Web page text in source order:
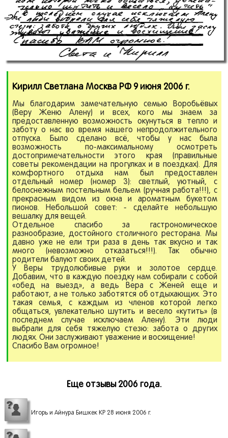
Кирилл Светлана Москва РФ 9 июня 2006 г.
Мы благодарим замечательную семью Воробьёвых
(Веру Женю Алену) и всех, кого мы знаем за
предоставленную возможность окунуться в тепло и
заботу о нас во время нашего непродолжительного
отпуска. Было сделано всё, чтобы у нас была
возможность по-максимальному осмотреть
достопримечательности этого края (правильные
советы рекомендации на прогулках и в поездках). Для
комфортного отдыха нам был предоставлен
отдельный номер (номер 3): светлый, уютный, с
белоснежным постельным бельем (ручная работа!!!), с
прекрасным видом из окна и ароматным букетом
пионов. Небольшой совет: - сделайте небольшую
вешалку для вещей.
Отдельное спасибо за гастрономическое
разнообразие, достойного столичного ресторана. Мы
давно уже не ели три раза в день так вкусно и так
много (невозможно отказаться!!!). Так обычно
родители балуют своих детей.
У Веры трудолюбивые руки и золотое сердце.
Добавим, что в каждую поездку нам собирали с собой
«обед на выезд», а ведь Вера с Женей еще и
работают, а не только заботятся об отдыхающих. Это
такая семья, с каждым из членов которой легко
общаться, увлекательно шутить и весело «кутить» (в
последнем случае исключаем Алену). Эти люди
выбрали для себя тяжелую стезю: забота о других
людях. Они заслуживают уважение и восхищение!
Спасибо Вам огромное!
Еще отзывы 2006 года.
Игорь и Айнура Бишкек КР 28 июня 2006 г.